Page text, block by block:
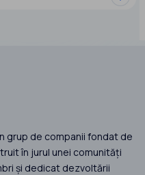
grup de companii fondat de
în jurul unei comunități
și dedicat dezvoltării